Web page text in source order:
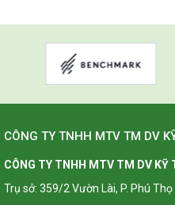
CÔNG TY TNHH MTV TM DV
CÔNG TY TNHH MTV TM DV KỸ
Trụ sở: 359/2 Vườn Lài, P. Phú Thọ